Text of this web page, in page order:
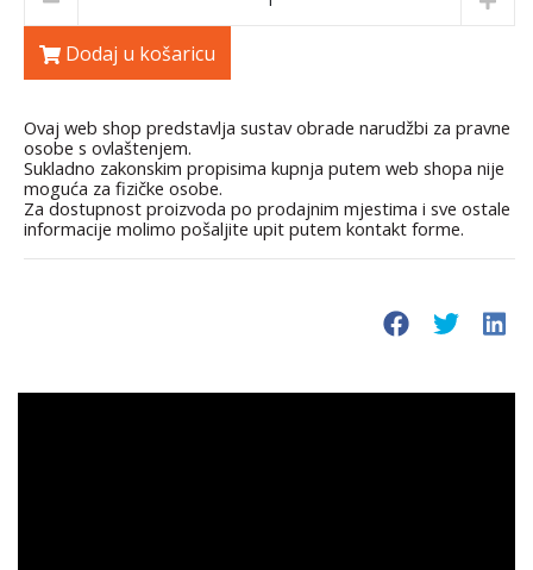
Dodaj u košaricu
Ovaj web shop predstavlja sustav obrade narudžbi za pravne
osobe s ovlaštenjem.
Sukladno zakonskim propisima kupnja putem web shopa nije
moguća za fizičke osobe.
Za dostupnost proizvoda po prodajnim mjestima i sve ostale
informacije molimo pošaljite upit putem kontakt forme.